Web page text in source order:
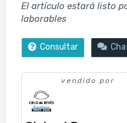
El artículo estará listo
laborables
Consultar
vendido por